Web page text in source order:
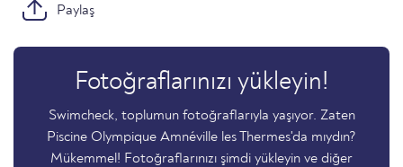
Paylaş
Fotoğraflarınızı yükleyin!
Swimcheck, toplumun fotoğraflarıyla yaşıyor. Zaten
Piscine Olympique Amnéville les Thermes'da mıydın?
Mükemmel! Fotoğraflarınızı şimdi yükleyin ve diğer